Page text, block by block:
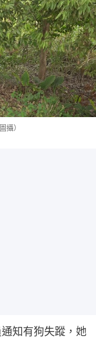
攝）
知有狗失蹤，她